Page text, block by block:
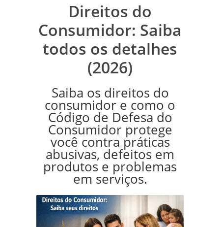
Direitos do
Consumidor: Saiba
todos os detalhes
(2026)
Saiba os direitos do
consumidor e como o
Código de Defesa do
Consumidor protege
você contra práticas
abusivas, defeitos em
produtos e problemas
em serviços.